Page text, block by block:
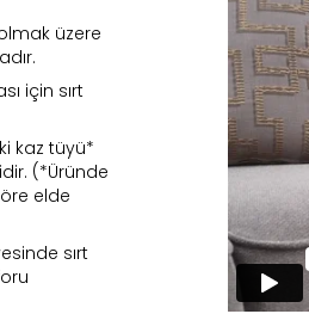
Select an option.
üzere
için sırt
kaz tüyü*
(*Üründe
elde
sırt
Stok Uyarı